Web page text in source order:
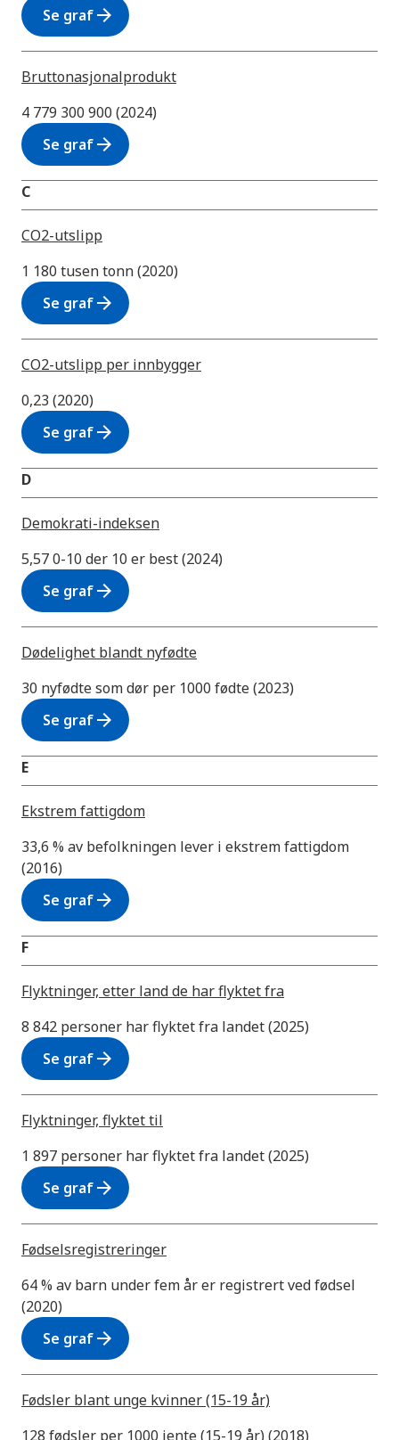
Se grafarrow_forward
Bruttonasjonalprodukt
4 779 300 900 (2024)
Se grafarrow_forward
C
CO2-utslipp
1 180 tusen tonn (2020)
Se grafarrow_forward
CO2-utslipp per innbygger
0,23 (2020)
Se grafarrow_forward
D
Demokrati-indeksen
5,57 0-10 der 10 er best (2024)
Se grafarrow_forward
Dødelighet blandt nyfødte
30 nyfødte som dør per 1000 fødte (2023)
Se grafarrow_forward
E
Ekstrem fattigdom
33,6 % av befolkningen lever i ekstrem fattigdom
(2016)
Se grafarrow_forward
F
Flyktninger, etter land de har flyktet fra
8 842 personer har flyktet fra landet (2025)
Se grafarrow_forward
Flyktninger, flyktet til
1 897 personer har flyktet fra landet (2025)
Se grafarrow_forward
Fødselsregistreringer
64 % av barn under fem år er registrert ved fødsel
(2020)
Se grafarrow_forward
Fødsler blant unge kvinner (15-19 år)
128 fødsler per 1000 jente (15-19 år) (2018)